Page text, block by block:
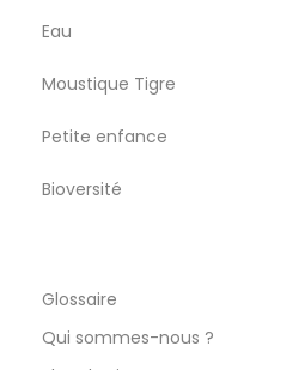
Eau
Moustique Tigre
Petite enfance
Bioversité
Glossaire
Qui sommes-nous ?